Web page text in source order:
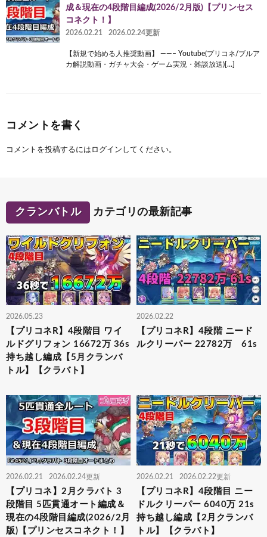
成＆現在の4段階目編成(2026/2月版)【プリンセス
コネクト！】
2026.02.21 2026.02.24更新
【新規で始める人推奨動画】 ——– Youtube(プリコネ/ブルア
カ解説動画・ガチャ大会・ゲーム実況・雑談放送)[…]
コメントを書く
コメントを投稿するには ログイン してください。
クランバトル カテゴリの最新記事
2026.05.23
【プリコネR】4段階目 ワイ
ルドグリフォン 16672万 36s
持ち越し編成【5月クランバ
トル】【クラバト】
2026.02.22
【プリコネR】4段階 ニード
ルクリーパー 22782万 61s
2026.02.21 2026.02.24更新
【プリコネ】2月クラバト 3
段階目 5匹貫通オート編成＆
現在の4段階目編成(2026/2月
版)【プリンセスコネクト！】
2026.02.21 2026.02.22更新
【プリコネR】4段階目 ニー
ドルクリーパー 6040万 21s
持ち越し編成【2月クランバ
トル】【クラバト】